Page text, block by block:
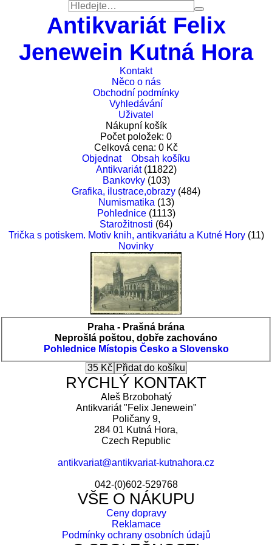
Antikvariát Felix
Jenewein Kutná Hora
Kontakt
Něco o nás
Obchodní podmínky
Vyhledávání
Uživatel
Nákupní košík
Počet položek: 0
Celková cena: 0 Kč
Objednat
Obsah košíku
Antikvariát(11822)
Bankovky(103)
Grafika, ilustrace,obrazy (484)
Numismatika (13)
Pohlednice(1113)
Starožitnosti (64)
Trička s potiskem. Motiv knih, antikvariátu a Kutné Hory(11)
Novinky
Praha - Prašná brána
Neprošlá poštou, dobře zachováno
Pohlednice Místopis Česko a Slovensko
RYCHLÝ KONTAKT
Aleš Brzobohatý
Antikvariát "Felix Jenewein"
Poličany 9,
284 01 Kutná Hora,
Czech Republic
antikvariat@antikvariat-kutnahora.cz
042-(0)602-529768
VŠE O NÁKUPU
Ceny dopravy
Reklamace
Podmínky ochrany osobních údajů